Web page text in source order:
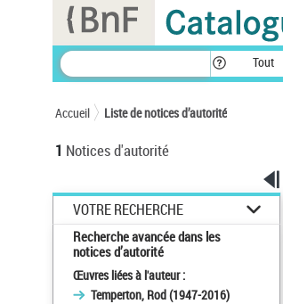
Tout
Accueil Liste de notices d’autorité
1 Notices d'autorité
VOTRE RECHERCHE
Recherche avancée dans les
notices d’autorité
Œuvres liées à l'auteur :
Temperton, Rod (1947-2016)
Panneau de gestion des cookies